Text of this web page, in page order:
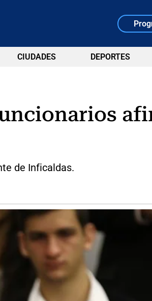
CIUDADES DEPORTES
de Inficaldas.